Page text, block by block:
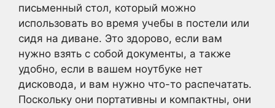
письменный стол, который можно
использовать во время учебы в постели или
сидя на диване. Это здорово, если вам
нужно взять с собой документы, а также
удобно, если в вашем ноутбуке нет
дисковода, и вам нужно что-то распечатать.
Поскольку они портативны и компактны, они